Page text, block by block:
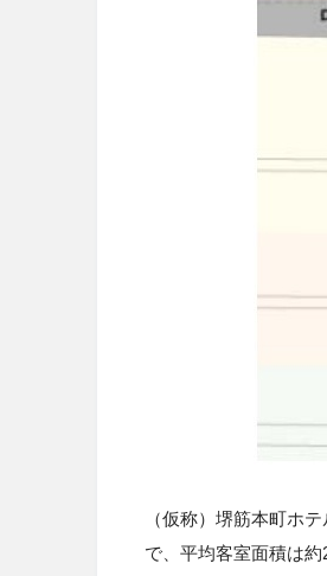
（仮称）堺筋本町ホ
で、平均客室面積は